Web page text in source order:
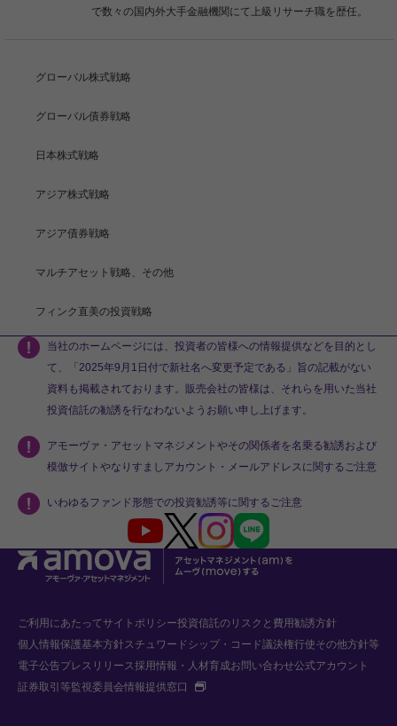
で数々の国内外大手金融機関にて上級リサーチ職を歴任。
グローバル株式戦略
グローバル債券戦略
日本株式戦略
アジア株式戦略
アジア債券戦略
マルチアセット戦略、その他
フィンク直美の投資戦略
当社のホームページには、投資者の皆様への情報提供などを目的とし
て、「2025年9月1日付で新社名へ変更予定である」旨の記載がない
資料も掲載されております。販売会社の皆様は、それらを用いた当社
投資信託の勧誘を行なわないようお願い申し上げます。
アモーヴァ・アセットマネジメントやその関係者を名乗る勧誘および
模倣サイトやなりすましアカウント・メールアドレスに関するご注意
いわゆるファンド形態での投資勧誘等に関するご注意
Youtube X InstagramLINE
ご利用にあたってサイトポリシー投資信託のリスクと費用勧誘方針
個人情報保護基本方針スチュワードシップ・コード議決権行使その他方針等
電子公告プレスリリース採用情報・人材育成お問い合わせ公式アカウント
証券取引等監視委員会情報提供窓口
新規タブで開く